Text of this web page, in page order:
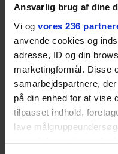
Ansvarlig brug af dine
Vi og vores 236
anvende cookies og
adresse, ID og din
marketingformål. Disse
samarbejdspartnere,
på din enhed for at vise
tilpasset indhold,
lave
baggrunden; den
Danmarks største
fortællerens plads
arv, angst,
at miste
livsglæde, han
på.
SPONSORERET INDHOLD